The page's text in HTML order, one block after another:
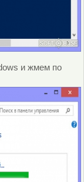
и жмем по